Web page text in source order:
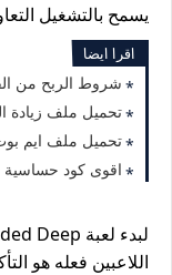
يسمح بالتشغيل
اقرا ايضا
شروط الربح من
تحميل ملف زيادة الدمج
تحميل ملف ايم بوت 360 درجة بدون باند ببجي موبايل 2.5 التحديث
اقوى كود حساسية ببجي
اللاعبين فعله هو